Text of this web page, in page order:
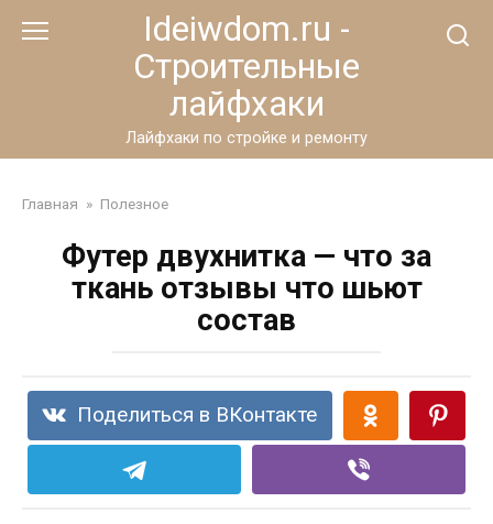
Ideiwdom.ru -
Строительные
лайфхаки
Лайфхаки по стройке и ремонту
Главная » Полезное
Футер двухнитка — что за
ткань отзывы что шьют
состав
Поделиться в ВКонтакте